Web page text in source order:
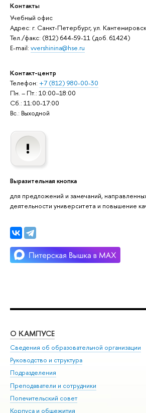
Контакты
Учебный офис
Адрес: г. Санкт-Петербург, ул.
Тел./факс: (812) 644-59-11 (доб. 61424)
E-mail: vvershinina@hse.ru
Контакт-центр
Телефон: +7 (812) 980-00-30
Пн. – Пт.: 10:00–18:00
Сб.: 11:00-17:00
Вс.: Выходной
Выразительная кнопка
для предложений и замечаний,
деятельности университета и повышение
О КАМПУСЕ
Сведения об образовательной организации
Руководство и структура
Подразделения
Преподаватели и сотрудники
Попечительский совет
Корпуса и общежития